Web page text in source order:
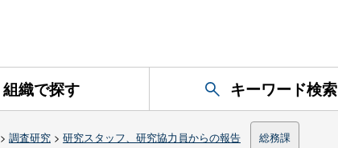
組織で探す キーワード検索
> 調査研究 > 研究スタッフ、研究協力員からの報告 総務課